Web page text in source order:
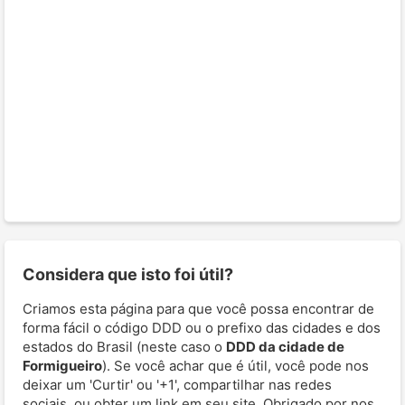
Considera que isto foi útil?
Criamos esta página para que você possa encontrar de
forma fácil o código DDD ou o prefixo das cidades e dos
estados do Brasil (neste caso o DDD da cidade de
Formigueiro). Se você achar que é útil, você pode nos
deixar um 'Curtir' ou '+1', compartilhar nas redes